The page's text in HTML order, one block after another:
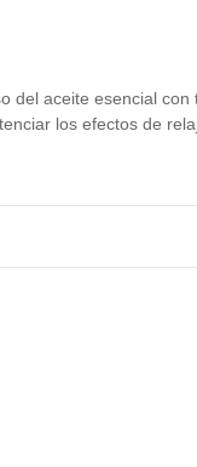
del aceite esencial con
los efectos de